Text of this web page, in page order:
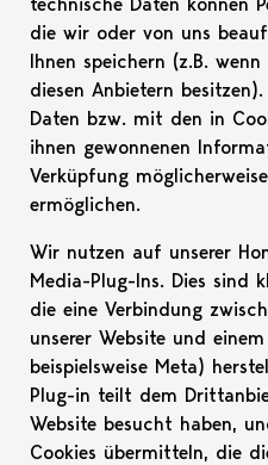
die wir oder von uns
Ihnen speichern (z.B.
diesen Anbietern
Daten bzw. mit den in
ihnen gewonnenen
Verküpfung
ermöglichen.
Wir nutzen auf unserer
Media-Plug-Ins. Dies sind
die eine Verbindung
unserer Website und
beispielsweise Meta)
Plug-in teilt dem
Website besucht haben,
Cookies übermitteln, die